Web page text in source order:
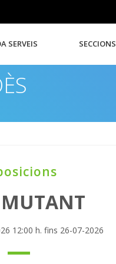
SERVEIS SECCIONS
MUTANT
12:00 h. fins 26-07-2026